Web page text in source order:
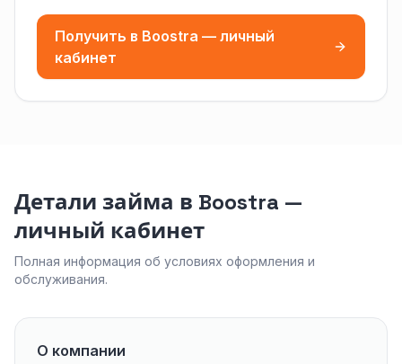
Получить в Boostra — личный
кабинет
Детали займа в Boostra —
личный кабинет
Полная информация об условиях оформления и
обслуживания.
О компании